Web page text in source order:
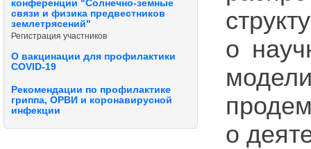
конференции "Солнечно-земные
связи и физика предвестников
землетрясений"
Регистрация участников
О вакцинации для профилактики
COVID-19
Рекомендации по профилактике
гриппа, ОРВИ и коронавирусной
инфекции
о
о